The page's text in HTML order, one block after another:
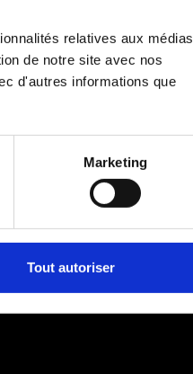
relatives aux médias
de notre site avec nos
d'autres informations que
Marketing
Tout autoriser